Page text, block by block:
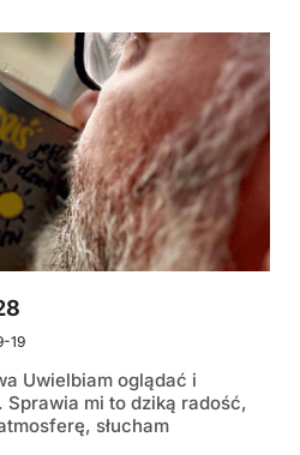
19
Uwielbiam oglądać i
Sprawia mi to dziką radość,
słucham